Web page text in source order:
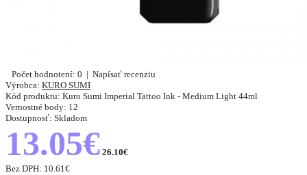
Počet hodnotení: 0 | Napísať recenziu
Výrobca: KURO SUMI
Kód produktu: Kuro Sumi Imperial Tattoo Ink - Medium Light 44ml
Vernostné body: 12
Dostupnosť: Skladom
13.05€ 26.10€
Bez DPH: 10.61€